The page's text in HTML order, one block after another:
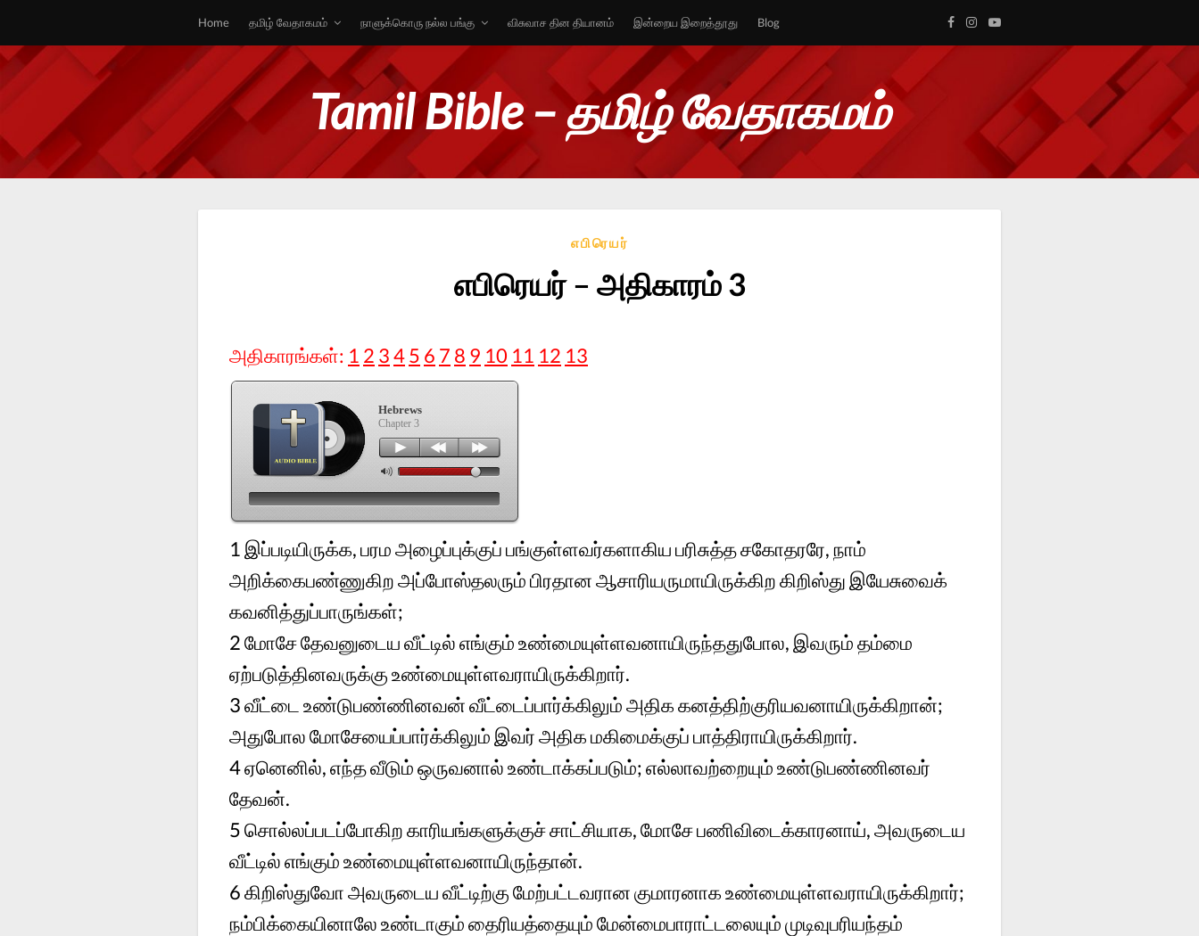
Home தமிழ் வேதாகமம் நாளுக்கொரு நல்ல பங்கு விசுவாச தின தியானம் இன்றைய இறைத்தூது Blog
Tamil Bible – தமிழ் வேதாகமம்
எபிரெயர்
எபிரெயர் – அதிகாரம் 3
அதிகாரங்கள்: 1 2 345 6 7 8 9 10 11 12 13
Hebrews
Chapter 3
1 இப்படியிருக்க, பரம அழைப்புக்குப் பங்குள்ளவர்களாகிய பரிசுத்த சகோதரரே, நாம்
அறிக்கைபண்ணுகிற அப்போஸ்தலரும் பிரதான ஆசாரியருமாயிருக்கிற கிறிஸ்து இயேசுவைக்
கவனித்துப்பாருங்கள்;
2மோசே தேவனுடைய வீட்டில் எங்கும் உண்மையுள்ளவனாயிருந்ததுபோல, இவரும் தம்மை
ஏற்படுத்தினவருக்கு உண்மையுள்ளவராயிருக்கிறார்.
3வீட்டை உண்டுபண்ணினவன் வீட்டைப்பார்க்கிலும் அதிக கனத்திற்குரியவனாயிருக்கிறான்;
அதுபோல மோசேயைப்பார்க்கிலும் இவர் அதிக மகிமைக்குப் பாத்திராயிருக்கிறார்.
4ஏனெனில், எந்த வீடும் ஒருவனால் உண்டாக்கப்படும்; எல்லாவற்றையும் உண்டுபண்ணினவர்
தேவன்.
5சொல்லப்படப்போகிற காரியங்களுக்குச் சாட்சியாக, மோசே பணிவிடைக்காரனாய், அவருடைய
வீட்டில் எங்கும் உண்மையுள்ளவனாயிருந்தான்.
6கிறிஸ்துவோ அவருடைய வீட்டிற்கு மேற்பட்டவரான குமாரனாக உண்மையுள்ளவராயிருக்கிறார்;
நம்பிக்கையினாலே உண்டாகும் தைரியத்தையும் மேன்மைபாராட்டலையும் முடிவுபரியந்தம்